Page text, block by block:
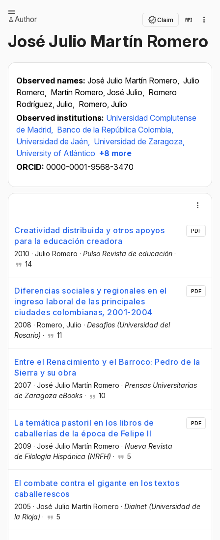
Author Claim
José Julio Martín Romero
Observed names: José Julio Martín Romero, Julio
Romero, Martín Romero, José Julio, Romero
Rodríguez, Julio, Romero, Julio
Observed institutions: Universidad Complutense
de Madrid, Banco de la República Colombia,
Universidad de Jaén, Universidad de Zaragoza,
University of Atlántico +8 more
ORCID: 0000-0001-9568-3470
Creatividad distribuida y otros apoyos
para la educación creadora
2010 · Julio Romero · Pulso Revista de educación ·
14
PDF
Diferencias sociales y regionales en el
ingreso laboral de las principales
ciudades colombianas, 2001-2004
2008 · Romero, Julio · Desafíos (Universidad del
Rosario) · 11
PDF
Entre el Renacimiento y el Barroco: Pedro de la
Sierra y su obra
2007 · José Julio Martín Romero · Prensas Universitarias
de Zaragoza eBooks · 10
La temática pastoril en los libros de
caballerías de la época de Felipe II
2009 · José Julio Martín Romero · Nueva Revista
de Filología Hispánica (NRFH) · 5
PDF
El combate contra el gigante en los textos
caballerescos
2005 · José Julio Martín Romero · Dialnet (Universidad de
la Rioja) · 5